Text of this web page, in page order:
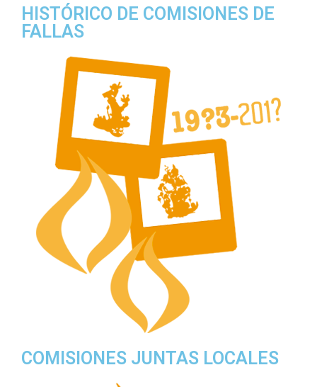
HISTÓRICO DE COMISIONES DE
FALLAS
COMISIONES JUNTAS LOCALES